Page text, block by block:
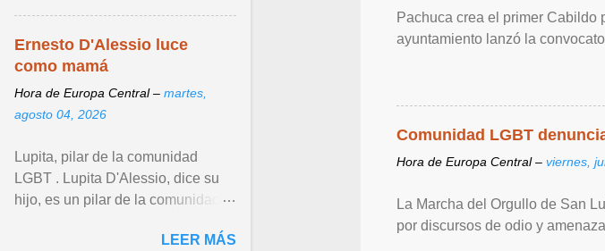
Pachuca crea el primer Cabildo
ayuntamiento lanzó la
Comunidad LGBT
Hora de Europa Central – viernes,
La Marcha del Orgullo de San
por discursos de odio y
...
Ernesto D'Alessio luce
como mamá
Hora de Europa Central – martes,
agosto 04, 2026
Lupita, pilar de la comunidad
LGBT . Lupita D'Alessio, dice su
hijo, es un pilar de la comunidad
interpretaciones generó que sus ...
LEER MÁS